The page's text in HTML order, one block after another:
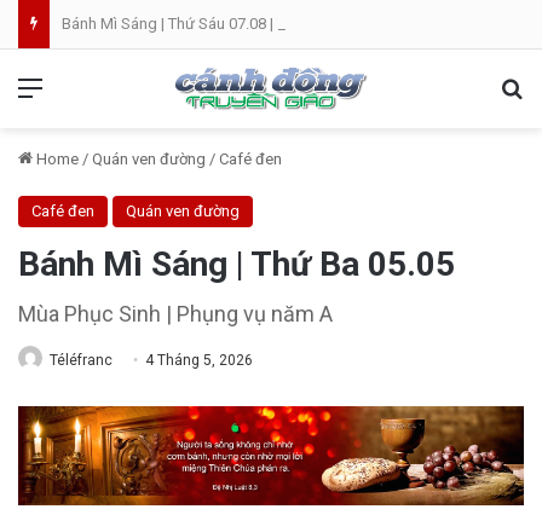
Home / Quán ven đường / Café đen
Café đen Quán ven đường
Bánh Mì Sáng | Thứ Ba 05.05
Mùa Phục Sinh | Phụng vụ năm A
Téléfranc 4 Tháng 5, 2026